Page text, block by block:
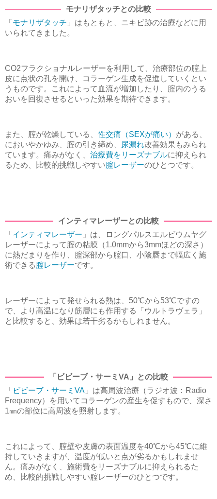
モナリザタッチとの比較
「 モナリザタッチ 」はもともと、ニキビ跡の治療などに用
いられてきました。
CO2フラクショナルレーザーを利用して、治療部位の腟上
皮に点状の孔を開け、コラーゲン生成を促進していくとい
うものです。これによって血流が増加したり、腟内のうる
おいを回復させるといった効果を期待できます。
また、腟が乾燥している、性交痛（SEXが痛い） がある、
においやかゆみ、腟の引き締め、
尿漏れ改善効果もみられ
ています。痛みがなく、 治療費をリーズナブルに抑えられ
るため、比較的挑戦しやすい腟レーザーのひとつです。
インティマレーザーとの比較
「 インティマレーザー 」は、ロングパルスエルビウムヤグ
レーザーによって腟の粘膜（1.0mmから3mmほどの深さ）
に熱だまりを作り、腟深部から腟口、小陰唇まで幅広く施
術できる腟レーザーです。
レーザーによって発せられる熱は、50℃から53℃ですの
で、より高温になり筋層にも作用する「ウルトラヴェラ」
と比較すると、効果は若干劣るかもしれません。
「ビビーブ・サーミVA」との比較
「 ビビーブ・サーミVA 」は高周波治療（ラジオ波：Radio
Frequency）を用いてコラーゲンの産生を促すもので、深さ
1㎜の部位に高周波を照射します。
これによって、腟壁や皮膚の表面温度を40℃から45℃に維
持していきますが、温度が低いと点が劣るかもしれませ
ん。痛みがなく、施術費をリーズナブルに抑えられるた
め、比較的挑戦しやすい腟レーザーのひとつです。